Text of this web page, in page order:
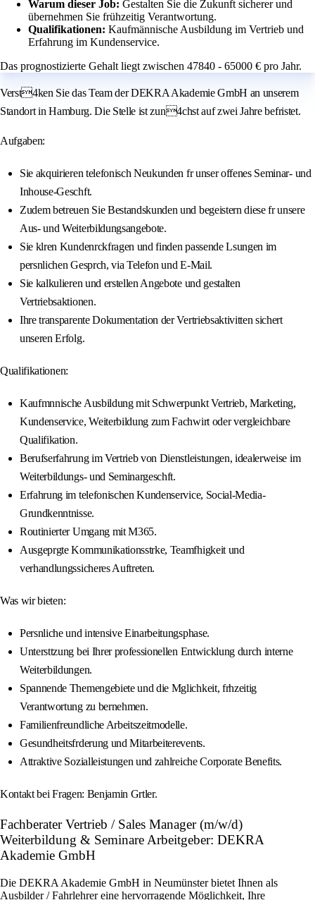
Warum dieser Job: Gestalten Sie die Zukunft sicherer und
übernehmen Sie frühzeitig Verantwortung.
Qualifikationen: Kaufmännische Ausbildung im Vertrieb und
Erfahrung im Kundenservice.
Das prognostizierte Gehalt liegt zwischen 47840 - 65000 € pro Jahr.
Verst4ken Sie das Team der DEKRA Akademie GmbH an unserem
Standort in Hamburg. Die Stelle ist zun4chst auf zwei Jahre befristet.
Aufgaben:
Sie akquirieren telefonisch Neukunden fr unser offenes Seminar- und
Inhouse-Geschft.
Zudem betreuen Sie Bestandskunden und begeistern diese fr unsere
Aus- und Weiterbildungsangebote.
Sie klren Kundenrckfragen und finden passende Lsungen im
persnlichen Gesprch, via Telefon und E-Mail.
Sie kalkulieren und erstellen Angebote und gestalten
Vertriebsaktionen.
Ihre transparente Dokumentation der Vertriebsaktivitten sichert
unseren Erfolg.
Qualifikationen:
Kaufmnnische Ausbildung mit Schwerpunkt Vertrieb, Marketing,
Kundenservice, Weiterbildung zum Fachwirt oder vergleichbare
Qualifikation.
Berufserfahrung im Vertrieb von Dienstleistungen, idealerweise im
Weiterbildungs- und Seminargeschft.
Erfahrung im telefonischen Kundenservice, Social-Media-
Grundkenntnisse.
Routinierter Umgang mit M365.
Ausgeprgte Kommunikationsstrke, Teamfhigkeit und
verhandlungssicheres Auftreten.
Was wir bieten:
Persnliche und intensive Einarbeitungsphase.
Untersttzung bei Ihrer professionellen Entwicklung durch interne
Weiterbildungen.
Spannende Themengebiete und die Mglichkeit, frhzeitig
Verantwortung zu bernehmen.
Familienfreundliche Arbeitszeitmodelle.
Gesundheitsfrderung und Mitarbeiterevents.
Attraktive Sozialleistungen und zahlreiche Corporate Benefits.
Kontakt bei Fragen: Benjamin Grtler.
Fachberater Vertrieb / Sales Manager (m/w/d)
Weiterbildung & Seminare Arbeitgeber: DEKRA
Akademie GmbH
Die DEKRA Akademie GmbH in Neumünster bietet Ihnen als
Ausbilder / Fahrlehrer eine hervorragende Möglichkeit, Ihre